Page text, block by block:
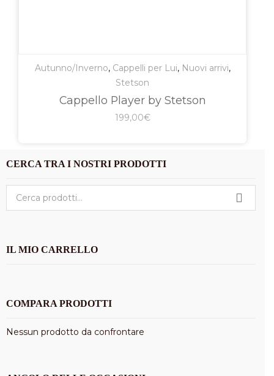
Autunno/Inverno, Cappelli per Lui, Nuovi arrivi,
Stetson
Cappello Player by Stetson
199,00€
CERCA TRA I NOSTRI PRODOTTI
IL MIO CARRELLO
COMPARA PRODOTTI
Nessun prodotto da confrontare